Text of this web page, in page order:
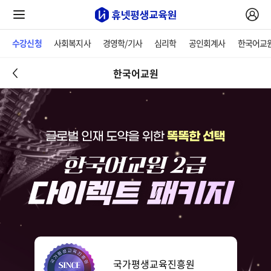
수강신청 사회복지사 경영학/기사 심리학 공인회계사 한국어교
한국어교원
국가평생교육진흥원